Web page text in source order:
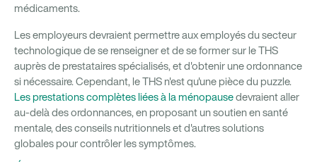
médicaments.
Les employeurs devraient permettre aux employés du secteur
technologique de se renseigner et de se former sur le THS
auprès de prestataires spécialisés, et d'obtenir une ordonnance
si nécessaire. Cependant, le THS n'est qu'une pièce du puzzle.
Les prestations complètes liées à la ménopausedevraient aller
au-delà des ordonnances, en proposant un soutien en santé
mentale, des conseils nutritionnels et d'autres solutions
globales pour contrôler les symptômes.